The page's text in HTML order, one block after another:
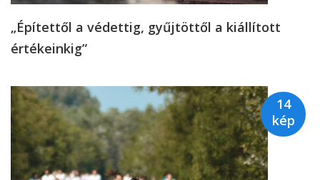
„Építettől a védettig, gyűjtöttől a kiállított
értékeinkig”
14
kép